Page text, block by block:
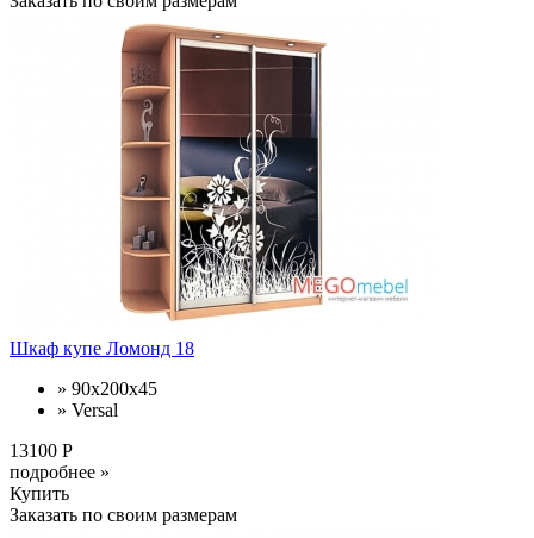
Шкаф купе Ломонд 18
» 90x200x45
» Versal
13100 Р
подробнее »
Купить
Заказать по своим размерам